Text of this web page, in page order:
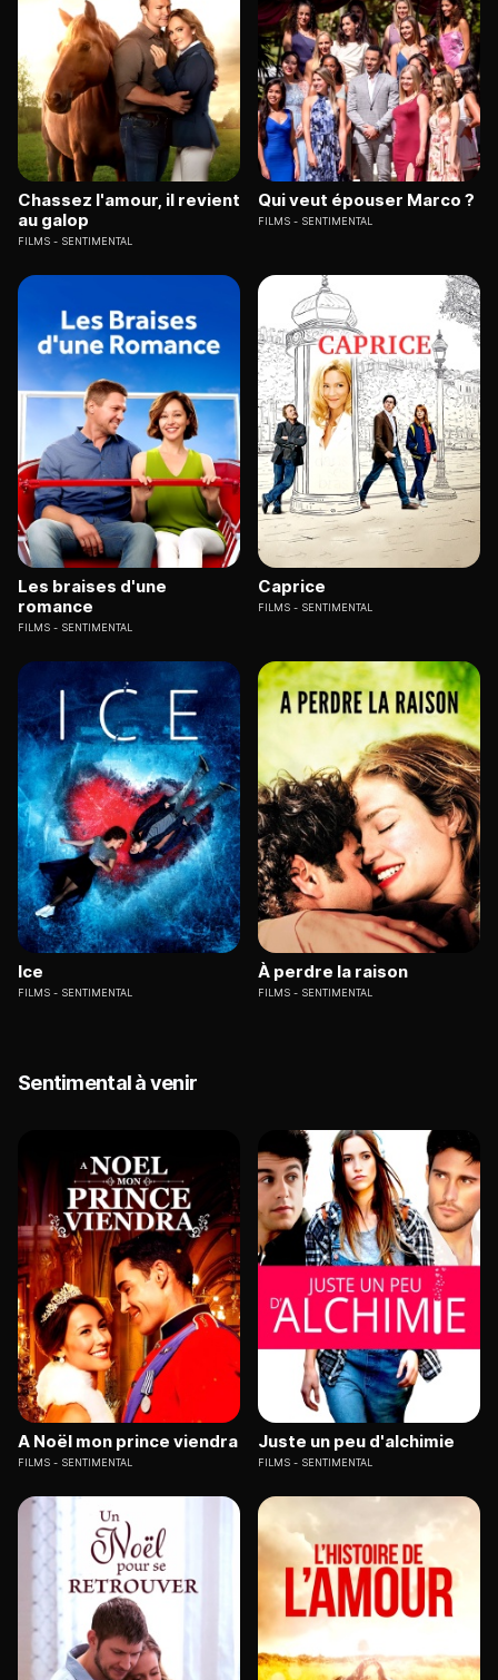
Chassez l'amour, il revient
au galop
FILMS SENTIMENTAL
Qui veut épouser Marco ?
FILMS SENTIMENTAL
Les braises d'une
romance
FILMS SENTIMENTAL
Caprice
FILMS SENTIMENTAL
Ice
FILMS SENTIMENTAL
À perdre la raison
FILMS SENTIMENTAL
Sentimental à venir
A Noël mon prince viendra
FILMS SENTIMENTAL
Juste un peu d'alchimie
FILMS SENTIMENTAL